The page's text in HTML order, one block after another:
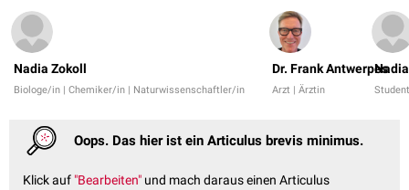
Nadia Zokoll
Biologe/in | Chemiker/in | Naturwissenschaftler/in
Dr. Frank Antwerpes
Arzt | Ärztin
Oops. Das hier ist ein Articulus brevis minimus.
Klick auf "Bearbeiten" und mach daraus einen Articulus